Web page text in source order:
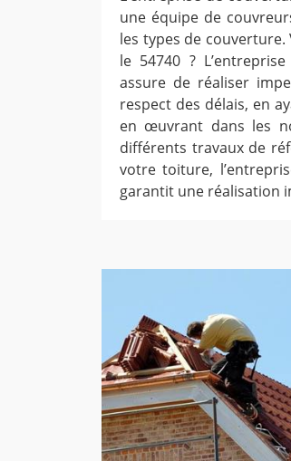
une équipe de
les types de couverture.
le 54740 ?
assure de réaliser
respect des délais, en
en œuvrant dans les
différents travaux de
votre toiture,
garantit une réalisation